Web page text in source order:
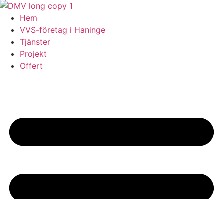
Skip
content
Hem
VVS-företag i Haninge
Tjänster
Projekt
Offert